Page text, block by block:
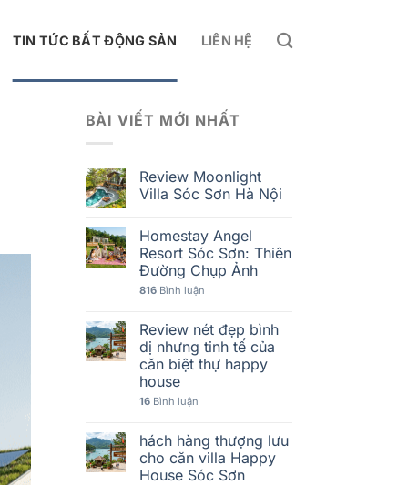
TIN TỨC BẤT ĐỘNG SẢN LIÊN HỆ
BÀI VIẾT MỚI NHẤT
Review Moonlight
Villa Sóc Sơn Hà Nội
Homestay Angel
Resort Sóc Sơn: Thiên
Đường Chụp Ảnh
816Bình luận
Review nét đẹp bình
dị nhưng tinh tế của
căn biệt thự happy
house
16Bình luận
hách hàng thượng lưu
cho căn villa Happy
House Sóc Sơn